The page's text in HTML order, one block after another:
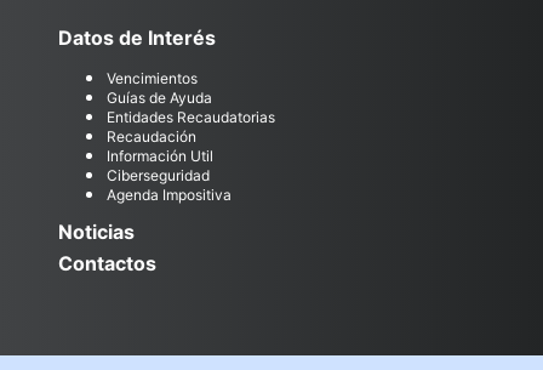
Datos de Interés
Vencimientos
Guías de Ayuda
Entidades Recaudatorias
Recaudación
Información Util
Ciberseguridad
Agenda Impositiva
Noticias
Contactos